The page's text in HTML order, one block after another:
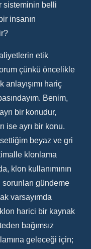
sisteminin belli
insanın
etik
çünkü öncelikle
hariç
Benim,
bir konudur,
ise ayrı bir konu.
beyaz ve gri
klonlama
klon kullanımının
gündeme
varsayımda
harici bir kaynak
bağımsız
geleceği için;